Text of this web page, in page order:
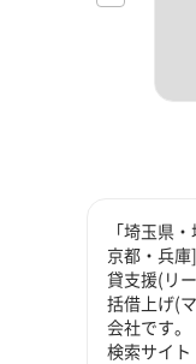
「埼玉県
京都・兵
貸支援(リ
括借上げ(
会社です
検索サイ